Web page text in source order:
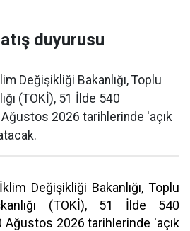
duyurusu
Değişikliği Bakanlığı, Toplu
(TOKİ), 51 İlde 540
2026 tarihlerinde 'açık
Değişikliği Bakanlığı, Toplu
(TOKİ), 51 İlde 540
2026 tarihlerinde 'açık